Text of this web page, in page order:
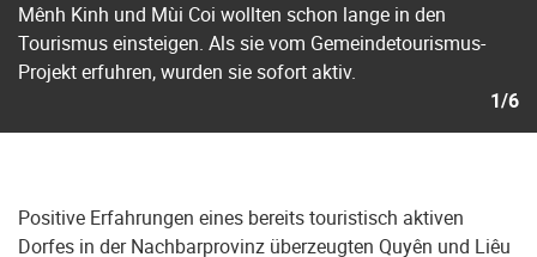
Mênh Kinh und Mùi Coi wollten schon lange in den
Tourismus einsteigen. Als sie vom Gemeindetourismus-
Projekt erfuhren, wurden sie sofort aktiv.
1/6
Positive Erfahrungen eines bereits touristisch aktiven
Dorfes in der Nachbarprovinz überzeugten Quyên und Liêu